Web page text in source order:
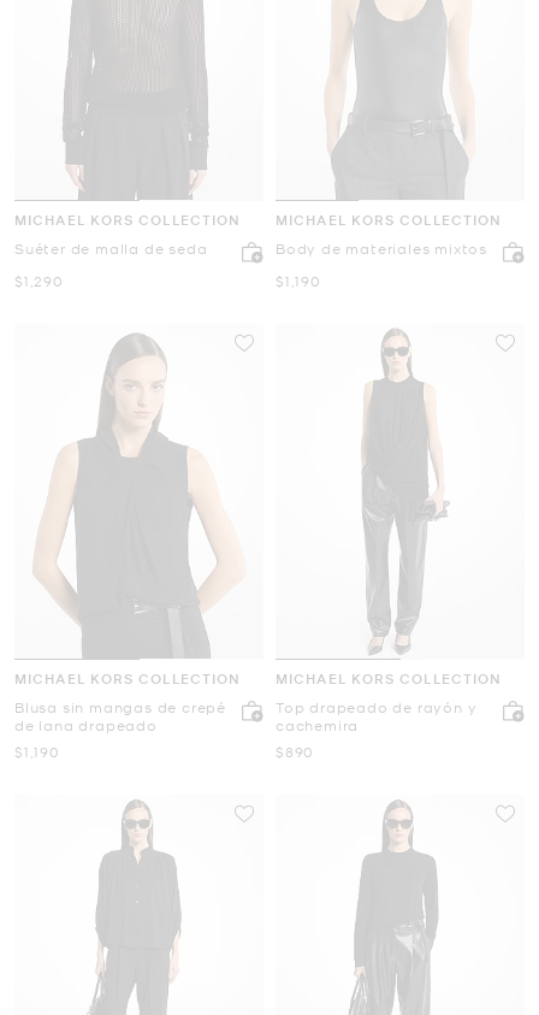
MICHAEL KORS COLLECTION
Suéter de malla de seda
Ahora
$1,290
MICHAEL KORS COLLECTION
Body de materiales mixtos
Ahora
$1,190
MICHAEL KORS COLLECTION
Blusa sin mangas de crepé
de lana drapeado
Ahora
$1,190
MICHAEL KORS COLLECTION
Top drapeado de rayón y
cachemira
Ahora
$890